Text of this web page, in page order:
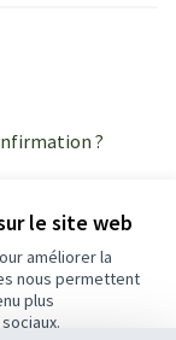
le site web
améliorer la
nous permettent
plus
?